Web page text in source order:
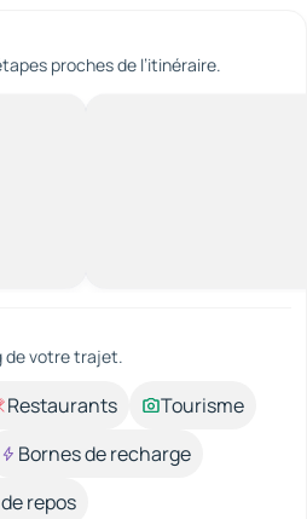
proches de l’itinéraire.
de votre trajet.
Restaurants
Tourisme
Bornes de recharge
repos